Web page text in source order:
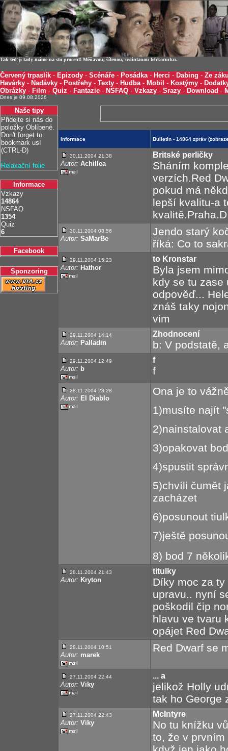
Tak teď ji tady máme na sto procent! Měňavou, šílenou, uslintanou lebkocucku.
Červený trpaslík - Epizody - Scénáře - Posádka- Herci - Dabing - Ze
Havárky - Nadávky - Postřehy - Texty - Hudba- Mobil - Kostýmy -
Obrázky - Film - Quiz - Fantazie - NSFAQ - Vzkazy - Srazy - Download -
Dnes je 09.08.2026
Naše tipy
Přidejte si nás do
položky Oblíbené.
Don't forget to
bookmark us!
(CTRL-D)
Relaxační folie
Informace
Vzkazy
14864
NSFAQ
1354
Quiz
6
Facebook
Sponzoring
Informace Bulletin - 14864 zpráv
30.11.2004 21:38
Autor: Achillea
Britské perličky
Sháním
verzích.Red
pokud má
lepší kvalitu-a
30.11.2004 08:56
Autor: SaMarBe
Jendo starý
říká: Co to
29.11.2004 15:23
Autor: Hathor
to Kronstar
Byla jsem
kdy se tu zase
odpověď...
znáš taky
vim
29.11.2004 14:14
Autor: Palladin
Zhodnocení
b: V podstatě,
29.11.2004 12:49
Autor: b
f
f
28.11.2004 23:28
Autor: El Diablo
Ona je to
1)musíte najít
2)nainstalovat
3)opakovat
4)spustit
5)chvíli čumět
zacházet
6)posunout
7)ještě
8) bod 7
28.11.2004 21:43
Autor: Kryton
titulky
Díky moc za
upravu.. nyní
poškodil čip
hlavu ve tvaru
opájet Red
28.11.2004 10:51
Autor: marek
Red Dwarf se
27.11.2004 22:44
Autor: Viky
... a
jelikož Holly
tak ho George
27.11.2004 22:43
Autor: Viky
McIntyre
No tu knížku
to, že v